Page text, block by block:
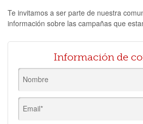
Te invitamos a ser parte de nuestra
información sobre las campañas que
Información de
Nombre
Email*